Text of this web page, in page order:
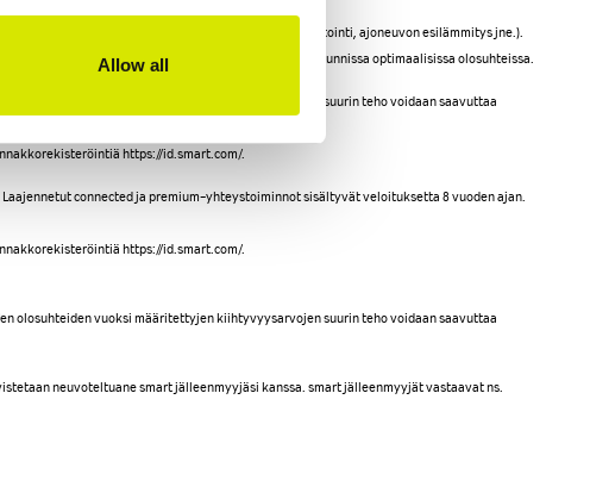
Allow all
ohjaustoiminnon käytöstä (esim. kauko-ohjattu ilmastointi, ajoneuvon esilämmitys jne.).
voit ladata tällä nopeudella 10–80 % SOC:sta alle 3 tunnissa optimaalisissa olosuhteissa.
olosuhteiden vuoksi määritettyjen kiihtyvyysarvojen suurin teho voidaan saavuttaa
https://id.smart.com/.
connected ja premium-yhteystoiminnot sisältyvät veloituksetta 8 vuoden ajan.
https://id.smart.com/.
olosuhteiden vuoksi määritettyjen kiihtyvyysarvojen suurin teho voidaan saavuttaa
neuvoteltuane smart jälleenmyyjäsi kanssa. smart jälleenmyyjät vastaavat ns.